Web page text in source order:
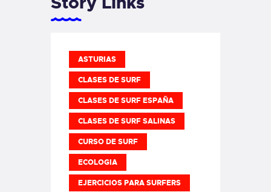
ASTURIAS
CLASES DE SURF
CLASES DE SURF ESPAÑA
CLASES DE SURF SALINAS
CURSO DE SURF
ECOLOGIA
EJERCICIOS PARA SURFERS